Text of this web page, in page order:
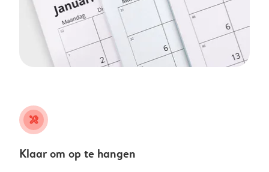
tools
Klaar om op te hangen